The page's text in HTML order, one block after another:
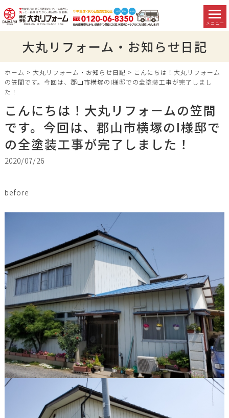
メニュー
大丸リフォーム・お知らせ日記
ホーム > 大丸リフォーム・お知らせ日記 > こんにちは！大丸リフォーム
の笠間です。今回は、郡山市横塚のI様邸での全塗装工事が完了しまし
た！
こんにちは！大丸リフォームの笠間
です。今回は、郡山市横塚のI様邸で
の全塗装工事が完了しました！
2020/07/26
before